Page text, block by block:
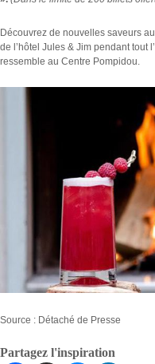
Découvrez de nouvelles saveurs
de l’hôtel Jules & Jim pendant tout
ressemble au Centre Pompidou.
Source : Détaché de Presse
Partagez l'inspiration